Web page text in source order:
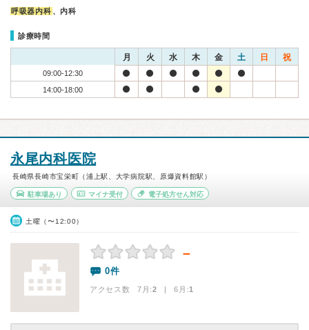
呼吸器内科 、内科
診療時間
月 火 水 木 金 土 日 祝
09:00-12:30
14:00-18:00
永尾内科医院
長崎県長崎市宝栄町（浦上駅、大学病院駅、原爆資料館駅）
駐車場あり マイナ受付 電子処方せん対応
土曜（〜12:00）
－
0件
アクセス数 7月:2 | 6月:1